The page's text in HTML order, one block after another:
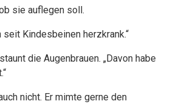
sie auflegen soll.
seit Kindesbeinen herzkrank.“
die Augenbrauen. „Davon habe
nicht. Er mimte gerne den